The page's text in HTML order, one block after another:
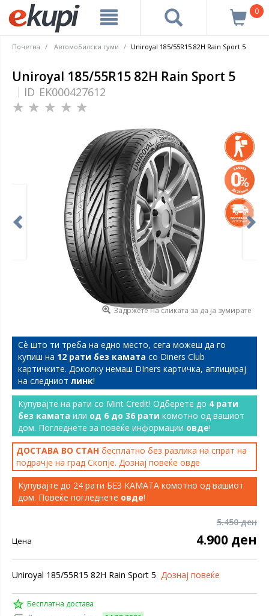
0
Почетна Автомобилски гуми Uniroyal 185/55R15 82H Rain Sport 5
Uniroyal 185/55R15 82H Rain Sport 5
ID EK000427612
Задржете на сликата за да ја зумирате
Сѐ што ти треба на едно место, сега можеш да го
купиш на 12 рати без камата со Diners Club
картичките. Доколку немаш DIners картичка, аплицирај
на следниот линк!
Купувајте на рати со Mint Credit! Одберете до 4 рати
без камата или од 6 до 36 рати комотно од вашиот
дом. Погледнете за повеќе информации овде!
ДОСТАВА ВО СТАН бесплатно без разлика на спрат на
подрачје на град Скопје. Дознај повеќе овде
Купувајте до 24 рати БЕЗ КАМАТА комотно од вашиот
дом. Повеќе погледнете овде!
5.450 ден
Цена 4.900 ден
Uniroyal 185/55R15 82H Rain Sport 5 Дознај повеќе
Бесплатна достава